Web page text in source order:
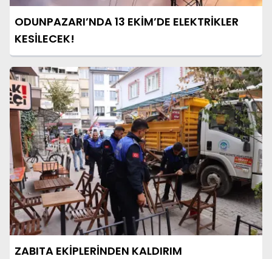
ODUNPAZARI’NDA 13 EKİM’DE ELEKTRİKLER
KESİLECEK!
ZABITA EKİPLERİNDEN KALDIRIM